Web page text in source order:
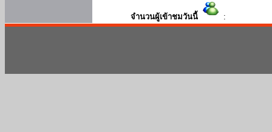
จำนวนผู้เข้าชมวันนี้ :